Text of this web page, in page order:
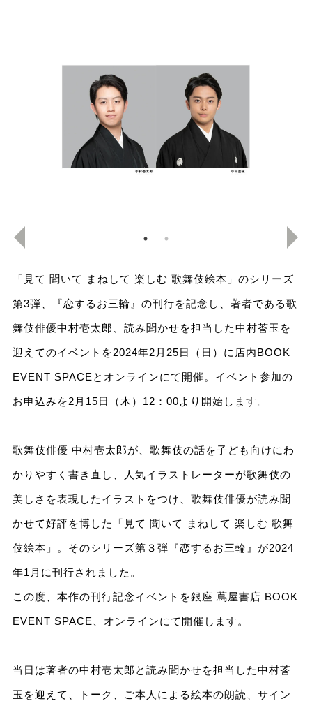
「見て 聞いて まねして 楽しむ 歌舞伎絵本」のシリーズ
第3弾、『恋するお三輪』の刊行を記念し、著者である歌
舞伎俳優中村壱太郎、読み聞かせを担当した中村莟玉を
迎えてのイベントを2024年2月25日（日）に店内BOOK
EVENT SPACEとオンラインにて開催。イベント参加の
お申込みを2月15日（木）12：00より開始します。
歌舞伎俳優 中村壱太郎が、歌舞伎の話を子ども向けにわ
かりやすく書き直し、人気イラストレーターが歌舞伎の
美しさを表現したイラストをつけ、歌舞伎俳優が読み聞
かせて好評を博した「見て 聞いて まねして 楽しむ 歌舞
伎絵本」。そのシリーズ第３弾『恋するお三輪』が2024
年1月に刊行されました。
この度、本作の刊行記念イベントを銀座 蔦屋書店 BOOK
EVENT SPACE、オンラインにて開催します。
当日は著者の中村壱太郎と読み聞かせを担当した中村莟
玉を迎えて、トーク、ご本人による絵本の朗読、サイン